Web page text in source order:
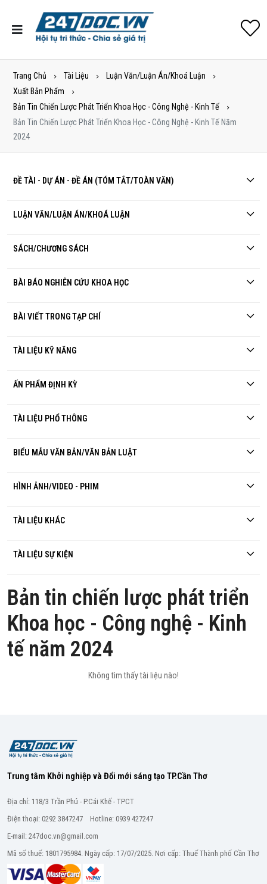
Trang Chủ Tài Liệu
Luận Văn/Luận Án/Khoá Luận
Xuất Bản Phẩm
Bản Tin Chiến Lược Phát Triển Khoa Học - Công Nghệ - Kinh Tế
Bản Tin Chiến Lược Phát Triển Khoa Học - Công Nghệ - Kinh Tế Năm
2024
ĐỀ TÀI - DỰ ÁN - ĐỀ ÁN (TÓM TẮT/TOÀN VĂN)
LUẬN VĂN/LUẬN ÁN/KHOÁ LUẬN
SÁCH/CHƯƠNG SÁCH
BÀI BÁO NGHIÊN CỨU KHOA HỌC
BÀI VIẾT TRONG TẠP CHÍ
TÀI LIỆU KỸ NĂNG
ẤN PHẨM ĐỊNH KỲ
TÀI LIỆU PHỔ THÔNG
BIỂU MẪU VĂN BẢN/VĂN BẢN LUẬT
HÌNH ẢNH/VIDEO - PHIM
TÀI LIỆU KHÁC
TÀI LIỆU SỰ KIỆN
Bản tin chiến lược phát triển
Khoa học - Công nghệ - Kinh
tế năm 2024
Không tìm thấy tài liệu nào!
Trung tâm Khởi nghiệp và Đổi mới sáng tạo TP.Cần Thơ
Địa chỉ: 118/3 Trần Phú - P.Cái Khế - TPCT
Điện thoại: 0292 3847247 Hotline: 0939 427247
E-mail: 247doc.vn@gmail.com
Mã số thuế: 1801795984. Ngày cấp: 17/07/2025. Nơi cấp: Thuế Thành phố Cần Thơ